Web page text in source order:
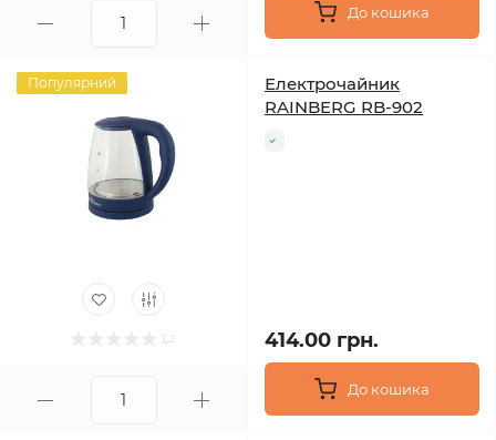
До кошика
Популярний
Електрочайник
RAINBERG RB-902
414.00 грн.
До кошика